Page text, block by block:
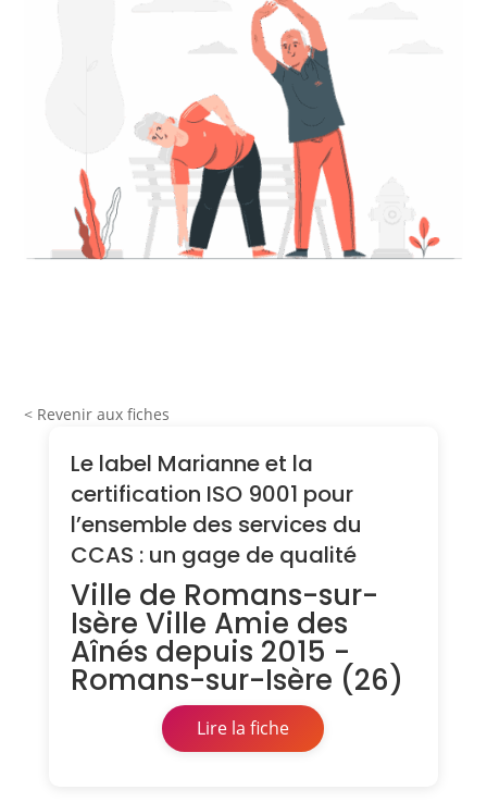
< Revenir aux fiches
Le label Marianne et la
certification ISO 9001 pour
l’ensemble des services du
CCAS : un gage de qualité
Ville de Romans-sur-
Isère Ville Amie des
Aînés depuis 2015 -
Romans-sur-Isère (26)
Lire la fiche